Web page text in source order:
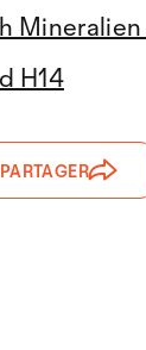
Mineralien
H14
PARTAGER